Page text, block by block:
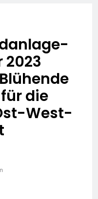
2023
die
West-